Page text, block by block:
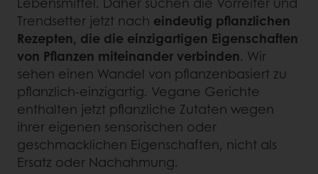
Trendsetter jetzt nach eindeutig pflanzlichen
Rezepten, die die einzigartigen Eigenschaften
von Pflanzen miteinander verbinden. Wir
sehen einen Wandel von pflanzenbasiert zu
pflanzlich-einzigartig. Vegane Gerichte
enthalten jetzt pflanzliche Zutaten wegen
ihrer eigenen sensorischen oder
geschmacklichen Eigenschaften, nicht als
Ersatz oder Nachahmung.